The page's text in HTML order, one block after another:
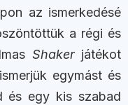
az ismerkedésé
a régi és
Shakerjátékot
egymást és
és egy kis szabad